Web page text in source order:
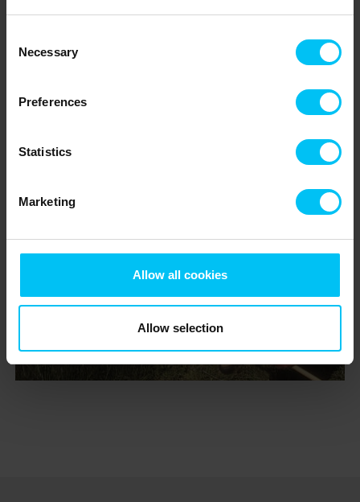
Selection
Necessary
Preferences
Statistics
Marketing
Allow all cookies
Allow selection